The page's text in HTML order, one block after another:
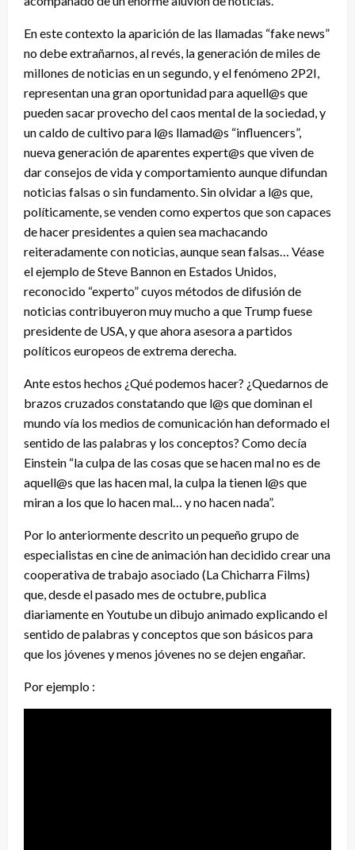
En este contexto la aparición de las llamadas “fake news”
no debe extrañarnos, al revés, la generación de miles de
millones de noticias en un segundo, y el fenómeno 2P2I,
representan una gran oportunidad para aquell@s que
pueden sacar provecho del caos mental de la sociedad, y
un caldo de cultivo para l@s llamad@s “influencers”,
nueva generación de aparentes expert@s que viven de
dar consejos de vida y comportamiento aunque difundan
noticias falsas o sin fundamento. Sin olvidar a l@s que,
políticamente, se venden como expertos que son capaces
de hacer presidentes a quien sea machacando
reiteradamente con noticias, aunque sean falsas… Véase
el ejemplo de Steve Bannon en Estados Unidos,
reconocido “experto” cuyos métodos de difusión de
noticias contribuyeron muy mucho a que Trump fuese
presidente de USA, y que ahora asesora a partidos
políticos europeos de extrema derecha.
Ante estos hechos ¿Qué podemos hacer? ¿Quedarnos de
brazos cruzados constatando que l@s que dominan el
mundo vía los medios de comunicación han deformado el
sentido de las palabras y los conceptos? Como decía
Einstein “la culpa de las cosas que se hacen mal no es de
aquell@s que las hacen mal, la culpa la tienen l@s que
miran a los que lo hacen mal… y no hacen nada”.
Por lo anteriormente descrito un pequeño grupo de
especialistas en cine de animación han decidido crear una
cooperativa de trabajo asociado (La Chicharra Films)
que, desde el pasado mes de octubre, publica
diariamente en Youtube un dibujo animado explicando el
sentido de palabras y conceptos que son básicos para
que los jóvenes y menos jóvenes no se dejen engañar.
Por ejemplo :